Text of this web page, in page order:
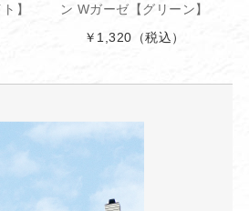
】
ン Wガーゼ【グリーン】
￥1,320 （税込）